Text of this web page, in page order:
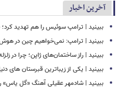
آخرین اخبار
ببینید | ترامپ سوئیس را هم تهدید
ببینید | ترامپ: نمی‌خواهیم چین در
ببینید | راز ساختمان‌های ژاپن؛ چرا در
ببینید | یکی از زیباترین قبرستان های
ببینید | شادمهر عقیلی آهنگ «گل یاس» را پس از ۲۸ سال